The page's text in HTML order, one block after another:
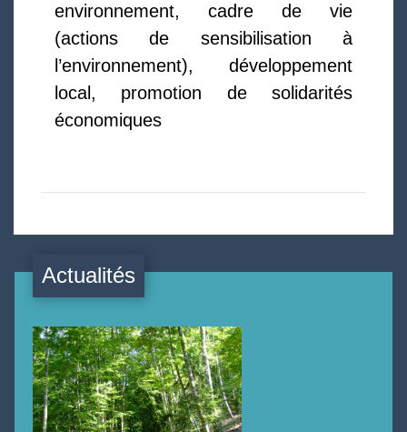
environnement, cadre de vie
(actions de sensibilisation à
l’environnement), développement
local, promotion de solidarités
économiques
Actualités